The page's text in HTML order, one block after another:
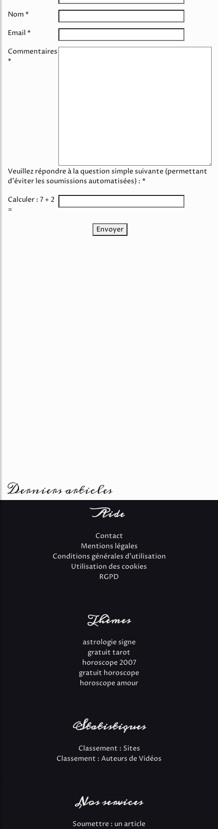
Nom *
Email *
Commentaires
*
Veuillez répondre à la question simple suivante (permettant
d'éviter les soumissions automatisées) : *
Calculer : 7 + 2
=
Derniers articles
Aide
Contact
Mentions légales
Conditions générales d'utilisation
Utilisation des cookies
RGPD
Thèmes
astrologie signe
gratuit tarot
horoscope 2007
gratuit horoscope
horoscope amour
Statistiques
Classement : Sites
Classement : Auteurs de Vidéos
Nos services
Soumettre : un article